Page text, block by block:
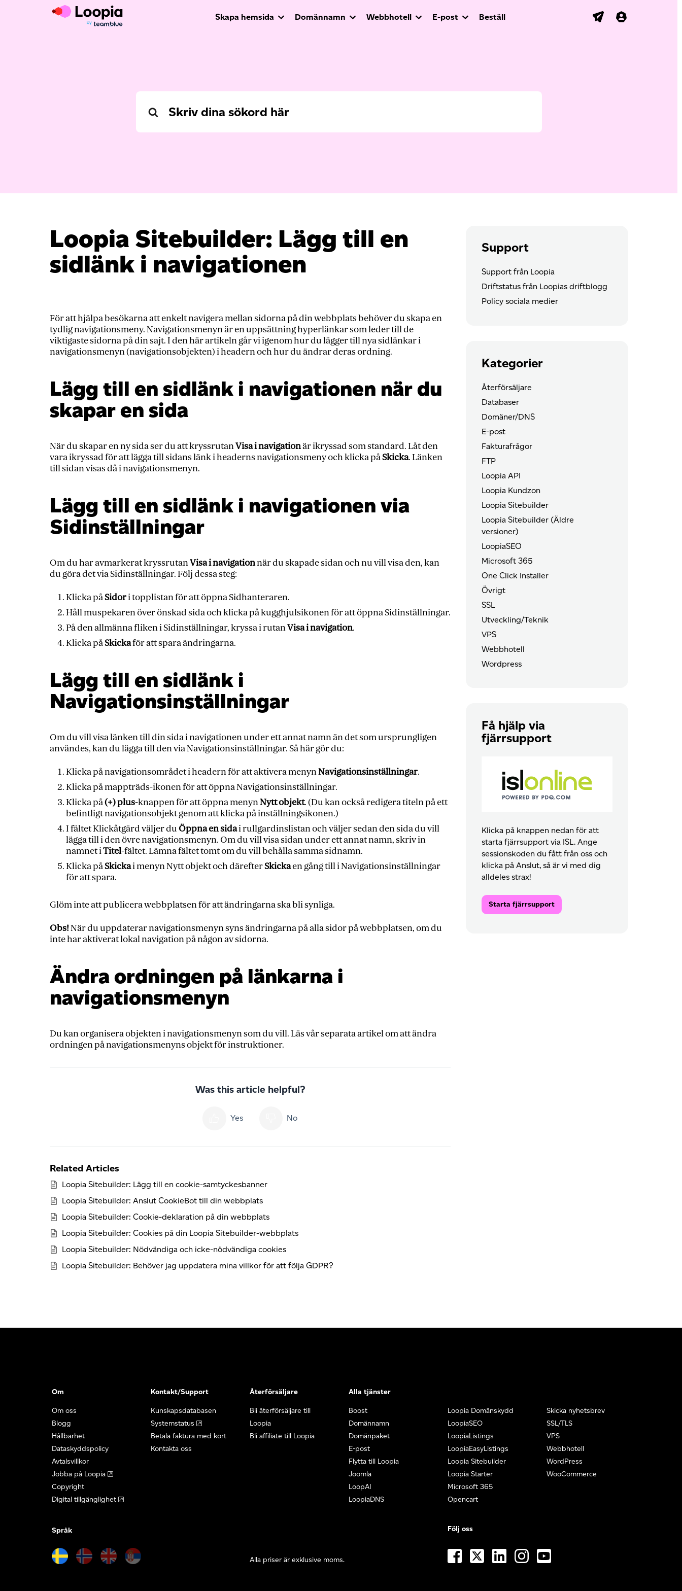
Skapa hemsida Domännamn Webbhotell E-post Beställ
Search
Loopia Sitebuilder: Lägg till en
sidlänk i navigationen
För att hjälpa besökarna att enkelt navigera mellan sidorna på din webbplats behöver du skapa en
tydlig navigationsmeny. Navigationsmenyn är en uppsättning hyperlänkar som leder till de
viktigaste sidorna på din sajt. I den här artikeln går vi igenom hur du lägger till nya sidlänkar i
navigationsmenyn (navigationsobjekten) i headern och hur du ändrar deras ordning.
Lägg till en sidlänk i navigationen när du
skapar en sida
När du skapar en ny sida ser du att kryssrutanVisa i navigationär ikryssad som standard. Låt den
vara ikryssad för att lägga till sidans länk i headerns navigationsmeny och klicka påSkicka. Länken
till sidan visas då i navigationsmenyn.
Lägg till en sidlänk i navigationen via
Sidinställningar
Om du har avmarkerat kryssrutanVisa i navigationnär du skapade sidan och nu vill visa den, kan
du göra det via Sidinställningar. Följ dessa steg:
Klicka påSidori topplistan för att öppna Sidhanteraren.
Håll muspekaren över önskad sida och klicka på kugghjulsikonen för att öppna Sidinställningar.
På den allmänna fliken i Sidinställningar, kryssa i rutanVisa i navigation.
Klicka påSkickaför att spara ändringarna.
Lägg till en sidlänk i
Navigationsinställningar
Om du vill visa länken till din sida i navigationen under ett annat namn än det som ursprungligen
användes, kan du lägga till den via Navigationsinställningar. Så här gör du:
Klicka på navigationsområdet i headern för att aktivera menynNavigationsinställningar.
Klicka på mappträds-ikonen för att öppna Navigationsinställningar.
Klicka på(+) plus-knappen för att öppna menynNytt objekt. (Du kan också redigera titeln på ett
befintligt navigationsobjekt genom att klicka på inställningsikonen.)
I fältet Klickåtgärd väljer duÖppna en sidai rullgardinslistan och väljer sedan den sida du vill
lägga till i den övre navigationsmenyn. Om du vill visa sidan under ett annat namn, skriv in
namnet iTitel-fältet. Lämna fältet tomt om du vill behålla samma sidnamn.
Klicka påSkickai menyn Nytt objekt och därefterSkickaen gång till i Navigationsinställningar
för att spara.
Glöm inte att publicera webbplatsen för att ändringarna ska bli synliga.
Obs!När du uppdaterar navigationsmenyn syns ändringarna på alla sidor på webbplatsen, om du
inte har aktiverat lokal navigation på någon av sidorna.
Ändra ordningen på länkarna i
navigationsmenyn
Du kan organisera objekten i navigationsmenyn som du vill. Läs vår separata artikel om att ändra
ordningen på navigationsmenyns objekt för instruktioner.
Was this article helpful?
Yes No
Related Articles
Loopia Sitebuilder: Lägg till en cookie-samtyckesbanner
Loopia Sitebuilder: Anslut CookieBot till din webbplats
Loopia Sitebuilder: Cookie-deklaration på din webbplats
Loopia Sitebuilder: Cookies på din Loopia Sitebuilder-webbplats
Loopia Sitebuilder: Nödvändiga och icke-nödvändiga cookies
Loopia Sitebuilder: Behöver jag uppdatera mina villkor för att följa GDPR?
Support
Support från Loopia
Driftstatus från Loopias driftblogg
Policy sociala medier
Kategorier
Återförsäljare
Databaser
Domäner/DNS
E-post
Fakturafrågor
FTP
Loopia API
Loopia Kundzon
Loopia Sitebuilder
Loopia Sitebuilder (Äldre
versioner)
LoopiaSEO
Microsoft 365
One Click Installer
Övrigt
SSL
Utveckling/Teknik
VPS
Webbhotell
Wordpress
Få hjälp via
fjärrsupport
Klicka på knappen nedan för att
starta fjärrsupport via ISL. Ange
sessionskoden du fått från oss och
klicka på Anslut, så är vi med dig
alldeles strax!
Starta fjärrsupport
Om
Om oss
Blogg
Hållbarhet
Dataskyddspolicy
Avtalsvillkor
Jobba på Loopia
Copyright
Digital tillgänglighet
Kontakt/Support
Kunskapsdatabasen
Systemstatus
Betala faktura med kort
Kontakta oss
Återförsäljare
Bli återförsäljare till
Loopia
Bli affiliate till Loopia
Alla tjänster
Boost
Domännamn
Domänpaket
E-post
Flytta till Loopia
Joomla
LoopAI
LoopiaDNS
Loopia Domänskydd
LoopiaSEO
LoopiaListings
LoopiaEasyListings
Loopia Sitebuilder
Loopia Starter
Microsoft 365
Opencart
Skicka nyhetsbrev
SSL/TLS
VPS
Webbhotell
WordPress
WooCommerce
Språk
Alla priser är exklusive moms.
Följ oss